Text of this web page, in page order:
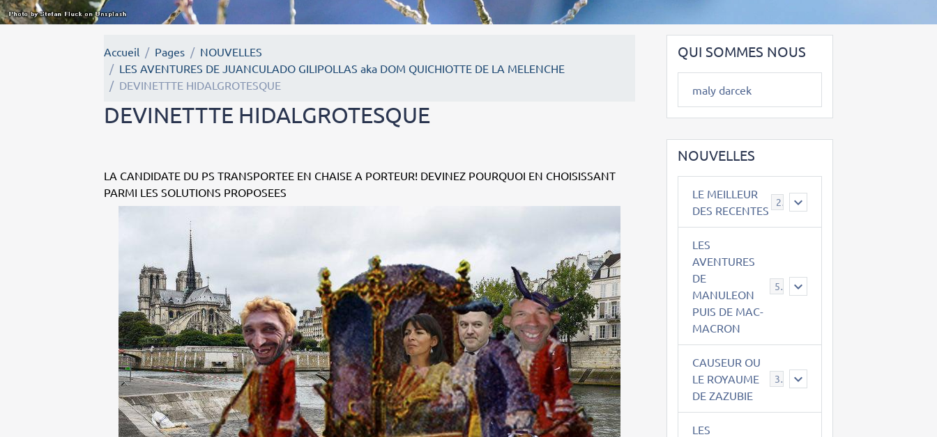
Accueil Pages
NOUVELLES
LES AVENTURES DE JUANCULADO GILIPOLLAS aka DOM QUICHIOTTE DE LA MELENCHE
DEVINETTTE HIDALGROTESQUE
DEVINETTTE HIDALGROTESQUE
LA CANDIDATE DU PS TRANSPORTEE EN CHAISE A PORTEUR! DEVINEZ POURQUOI EN CHOISISSANT
PARMI LES SOLUTIONS PROPOSEES
QUI SOMMES NOUS
maly darcek
NOUVELLES
LE MEILLEUR
DES RECENTES
2
LES
AVENTURES
DE
MANULEON
PUIS DE MAC-
MACRON
543
CAUSEUR OU
LE ROYAUME
DE ZAZUBIE
38
LES